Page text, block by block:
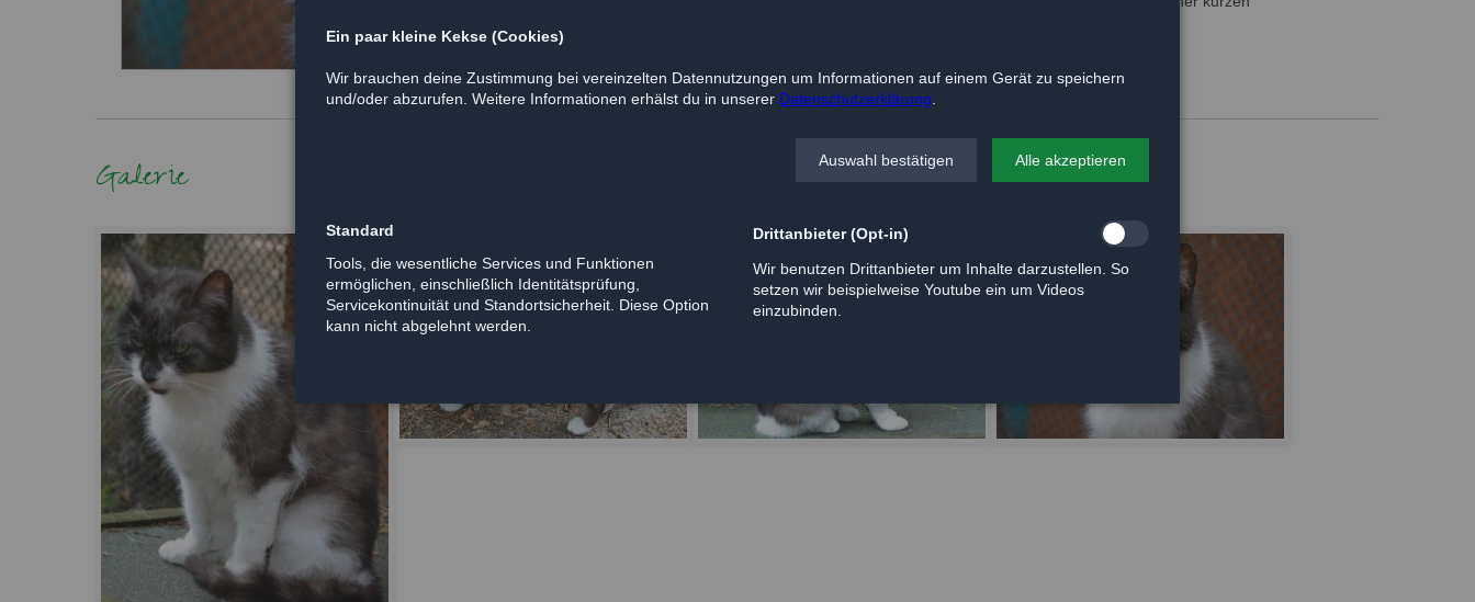
Galerie
Ein paar kleine Kekse (Cookies)
Wir brauchen deine Zustimmung bei vereinzelten Datennutzungen um Informationen auf einem Gerät zu speichern
und/oder abzurufen. Weitere Informationen erhälst du in unserer Datenschutzerklärung.
Auswahl bestätigen Alle akzeptieren
Standard
Tools, die wesentliche Services und Funktionen
ermöglichen, einschließlich Identitätsprüfung,
Servicekontinuität und Standortsicherheit. Diese Option
kann nicht abgelehnt werden.
Drittanbieter (Opt-in)
Wir benutzen Drittanbieter um Inhalte darzustellen. So
setzen wir beispielweise Youtube ein um Videos
einzubinden.